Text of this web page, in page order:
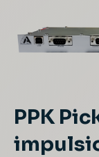
PPK